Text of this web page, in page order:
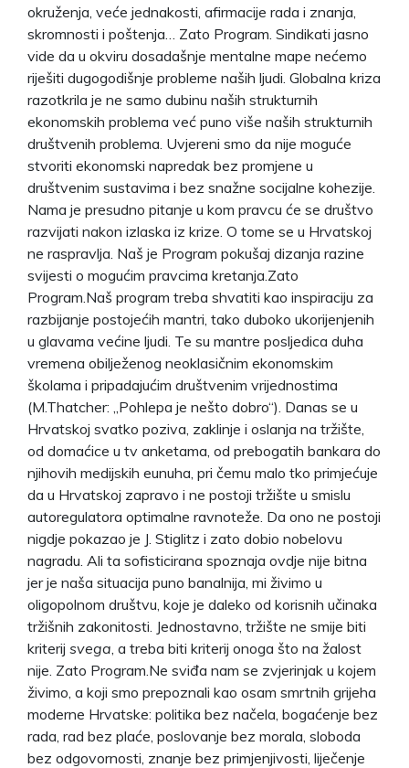
okruženja, veće jednakosti, afirmacije rada i znanja,
skromnosti i poštenja… Zato Program. Sindikati jasno
vide da u okviru dosadašnje mentalne mape nećemo
riješiti dugogodišnje probleme naših ljudi. Globalna kriza
razotkrila je ne samo dubinu naših strukturnih
ekonomskih problema već puno više naših strukturnih
društvenih problema. Uvjereni smo da nije moguće
stvoriti ekonomski napredak bez promjene u
društvenim sustavima i bez snažne socijalne kohezije.
Nama je presudno pitanje u kom pravcu će se društvo
razvijati nakon izlaska iz krize. O tome se u Hrvatskoj
ne raspravlja. Naš je Program pokušaj dizanja razine
svijesti o mogućim pravcima kretanja.Zato
Program.Naš program treba shvatiti kao inspiraciju za
razbijanje postojećih mantri, tako duboko ukorijenjenih
u glavama većine ljudi. Te su mantre posljedica duha
vremena obilježenog neoklasičnim ekonomskim
školama i pripadajućim društvenim vrijednostima
(M.Thatcher: „Pohlepa je nešto dobro“). Danas se u
Hrvatskoj svatko poziva, zaklinje i oslanja na tržište,
od domaćice u tv anketama, od prebogatih bankara do
njihovih medijskih eunuha, pri čemu malo tko primjećuje
da u Hrvatskoj zapravo i ne postoji tržište u smislu
autoregulatora optimalne ravnoteže. Da ono ne postoji
nigdje pokazao je J. Stiglitz i zato dobio nobelovu
nagradu. Ali ta sofisticirana spoznaja ovdje nije bitna
jer je naša situacija puno banalnija, mi živimo u
oligopolnom društvu, koje je daleko od korisnih učinaka
tržišnih zakonitosti. Jednostavno, tržište ne smije biti
kriterij svega , a treba biti kriterij onoga što na žalost
nije. Zato Program.Ne sviđa nam se zvjerinjak u kojem
živimo, a koji smo prepoznali kao osam smrtnih grijeha
moderne Hrvatske: politika bez načela, bogaćenje bez
rada, rad bez plaće, poslovanje bez morala, sloboda
bez odgovornosti, znanje bez primjenjivosti, liječenje